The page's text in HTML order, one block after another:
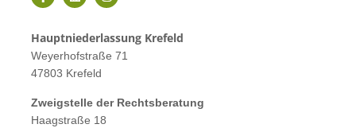
Hauptniederlassung Krefeld
Weyerhofstraße 71
47803 Krefeld
Zweigstelle der Rechtsberatung
Haagstraße 18